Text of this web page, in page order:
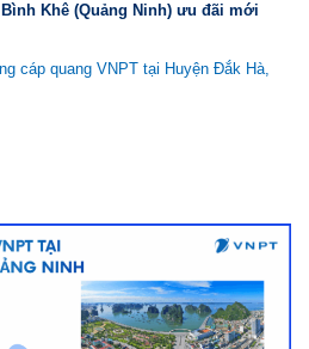
Khê (Quảng Ninh) ưu đãi mới
cáp quang VNPT tại Huyện Đắk Hà,